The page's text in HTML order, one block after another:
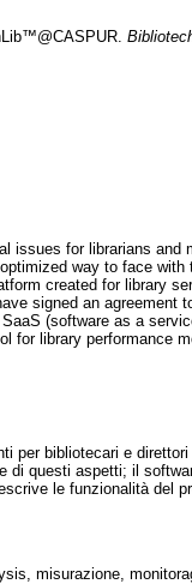
issues for librarians and
way to face with
created for library
signed an agreement
(software as a
for library performance
per bibliotecari e direttori
di questi aspetti; il
le funzionalità del
misurazione,